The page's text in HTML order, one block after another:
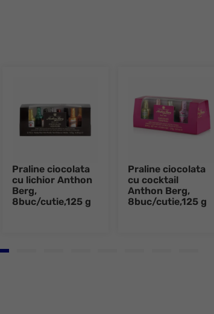
Praline ciocolata
cu lichior Anthon
Berg,
8buc/cutie,125 g
Praline ciocolata
cu cocktail
Anthon Berg,
8buc/cutie,125 g
to slide 1